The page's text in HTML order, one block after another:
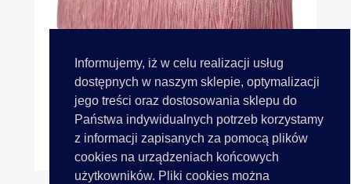
Informujemy, iż w celu realizacji usług
dostępnych w naszym sklepie, optymalizacji
jego treści oraz dostosowania sklepu do
Państwa indywidualnych potrzeb korzystamy
z informacji zapisanych za pomocą plików
cookies na urządzeniach końcowych
użytkowników. Pliki cookies można
Frędzle 15cm 174 PINK RÓŻ...